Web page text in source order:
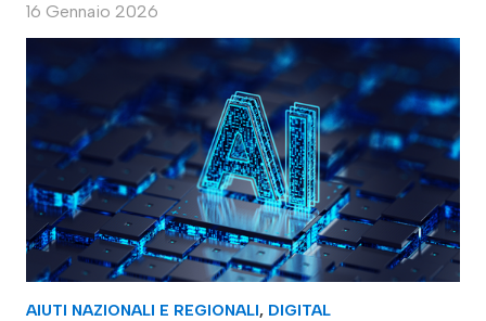
16 Gennaio 2026
AIUTI NAZIONALI E REGIONALI, DIGITAL